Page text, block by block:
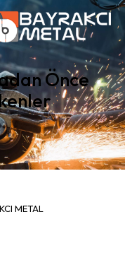
Önce
METAL